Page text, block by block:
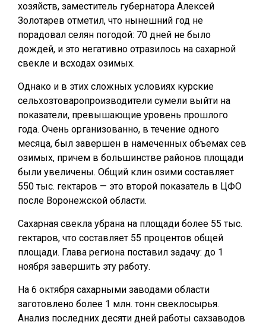
хозяйств, заместитель губернатора Алексей
Золотарев отметил, что нынешний год не
порадовал селян погодой: 70 дней не было
дождей, и это негативно отразилось на сахарной
свекле и всходах озимых.
Однако и в этих сложных условиях курские
сельхозтоваропроизводители сумели выйти на
показатели, превышающие уровень прошлого
года. Очень организованно, в течение одного
месяца, был завершен в намеченных объемах сев
озимых, причем в большинстве районов площади
были увеличены. Общий клин озими составляет
550 тыс. гектаров — это второй показатель в ЦФО
после Воронежской области.
Сахарная свекла убрана на площади более 55 тыс.
гектаров, что составляет 55 процентов общей
площади. Глава региона поставил задачу: до 1
ноября завершить эту работу.
На 6 октября сахарными заводами области
заготовлено более 1 млн. тонн свеклосырья.
Анализ последних десяти дней работы сахзаводов